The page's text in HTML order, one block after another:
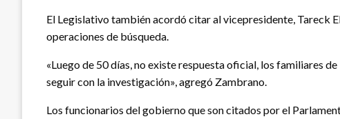
El Legislativo también acordó citar al vicepresidente, Tareck
operaciones de búsqueda.
«Luego de 50 días, no existe respuesta oficial, los familiares
seguir con la investigación», agregó Zambrano.
Los funcionarios del gobierno que son citados por el